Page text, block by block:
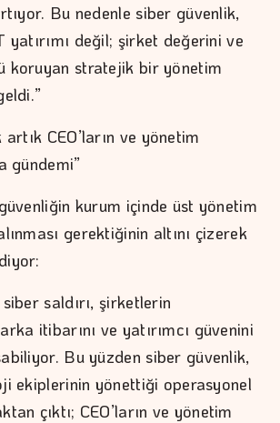
Bu nedenle siber güvenlik,
yatırımı değil; şirket değerini ve
koruyan stratejik bir yönetim
CEO’ların ve yönetim
gündemi”
kurum içinde üst yönetim
gerektiğinin altını çizerek
saldırı, şirketlerin
itibarını ve yatırımcı güvenini
Bu yüzden siber güvenlik,
ekiplerinin yönettiği operasyonel
çıktı; CEO’ların ve yönetim